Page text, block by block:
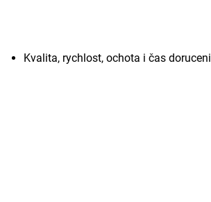
Kvalita, rychlost, ochota i čas doruceni